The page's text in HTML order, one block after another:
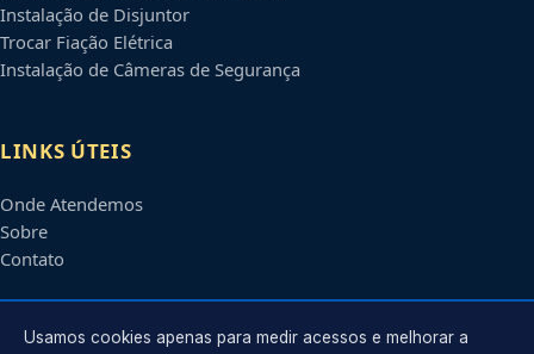
Instalação de Disjuntor
Trocar Fiação Elétrica
Instalação de Câmeras de Segurança
LINKS ÚTEIS
Onde Atendemos
Sobre
Contato
CONTATO
Usamos cookies apenas para medir acessos e melhorar a